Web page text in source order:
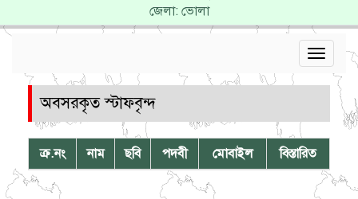
জেলা: ভোলা
Toggle
অবসরকৃত স্টাফবৃন্দ
ক্র.নং নাম ছবি পদবী মোবাইল বিস্তারিত